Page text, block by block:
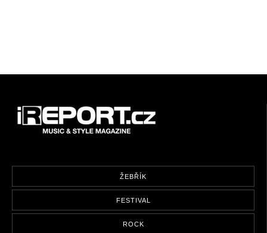
ŽEBŘÍK
FESTIVAL
ROCK